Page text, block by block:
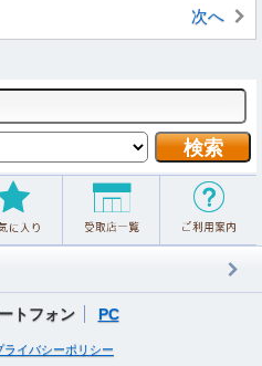
次へ
トフォン PC
ライバシーポリシー